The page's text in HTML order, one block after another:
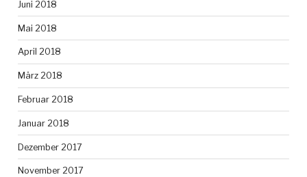
Juni 2018
Mai 2018
April 2018
März 2018
Februar 2018
Januar 2018
Dezember 2017
November 2017